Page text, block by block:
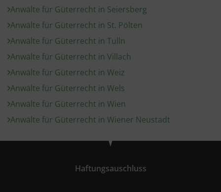
Anwälte für Güterrecht in Seiersberg
Anwälte für Güterrecht in St. Pölten
Anwälte für Güterrecht in Tulln
Anwälte für Güterrecht in Villach
Anwälte für Güterrecht in Weiz
Anwälte für Güterrecht in Wels
Anwälte für Güterrecht in Wien
Anwälte für Güterrecht in Wiener Neustadt
Haftungsauschluss